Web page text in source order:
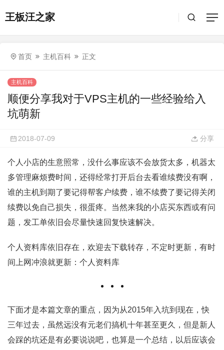
王板汪之家
首页 主机百科 正文
主机百科
顺便分享我对于VPS主机的一些经验给入
坑萌新
2018-07-09 分享
个人小店的生意照常，没什么事应该不会放货太多，机器太
多管理麻烦费时间，还得经常打开后台去看谁续费没有啊，
谁的主机到期了要记得帮客户续费，谁不续费了要记得关闭
续费以免自己损失，很蛋疼。当然来我的小店买东西或有问
题，发工单依旧会尽量快速回复快速解决。
个人资料库依旧存在，欢迎去下载转存，不定时更新，有时
间上网冲浪就更新：个人资料库
下面才是本篇文章的重点，因为从2015年入坑到现在，快
三年过去，虽然远没有元老们搞机十年甚至更久，但是新人
会踩的坑还是有必要说说吧，也算是一个总结，以后应该会